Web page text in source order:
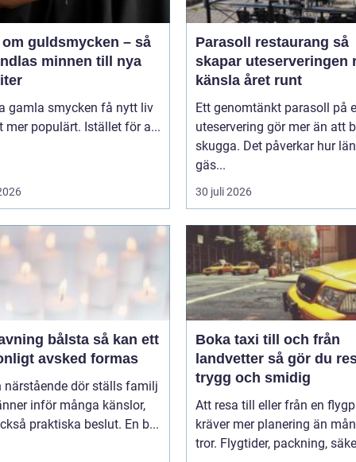
guldsmycken – så
minnen till nya
gamla smycken få nytt liv
mer populärt. Istället för a...
Parasoll restaurang så
skapar uteserveringen
känsla året runt
Ett genomtänkt parasoll på
uteservering gör mer än att
skugga. Det påverkar hur
gäs...
30 juli 2026
bålsta så kan ett
avsked formas
närstående dör ställs familj
inför många känslor,
praktiska beslut. En b...
Boka taxi till och från
landvetter så gör du resan
trygg och smidig
Att resa till eller från en
kräver mer planering än
tror. Flygtider, packning,